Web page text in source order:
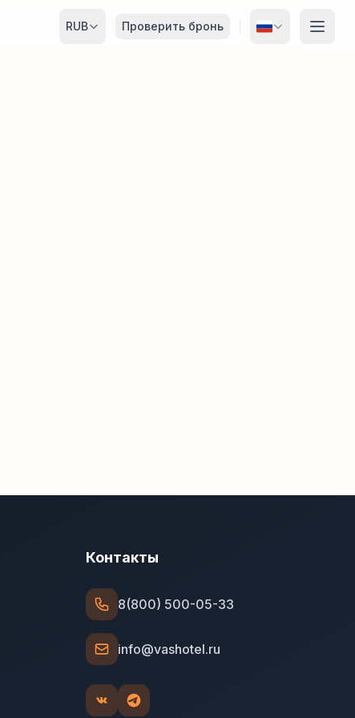
RUB Проверить бронь
Контакты
8(800) 500-05-33
info@vashotel.ru